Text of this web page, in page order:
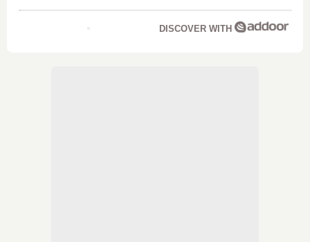
DISCOVER WITH